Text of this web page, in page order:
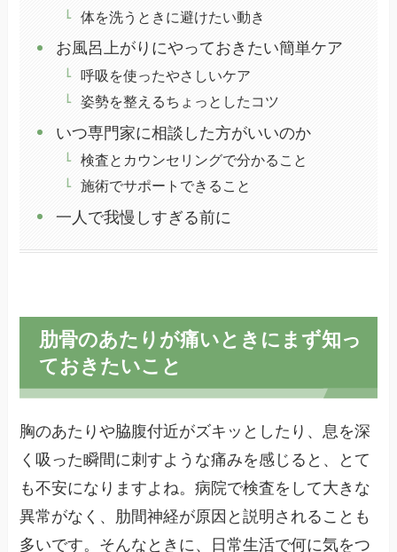
体を洗うときに避けたい動き
お風呂上がりにやっておきたい簡単ケア
呼吸を使ったやさしいケア
姿勢を整えるちょっとしたコツ
いつ専門家に相談した方がいいのか
検査とカウンセリングで分かること
施術でサポートできること
一人で我慢しすぎる前に
肋骨のあたりが痛いときにまず知っ
ておきたいこと
胸のあたりや脇腹付近がズキッとしたり、息を深
く吸った瞬間に刺すような痛みを感じると、とて
も不安になりますよね。病院で検査をして大きな
異常がなく、肋間神経が原因と説明されることも
多いです。そんなときに、日常生活で何に気をつ